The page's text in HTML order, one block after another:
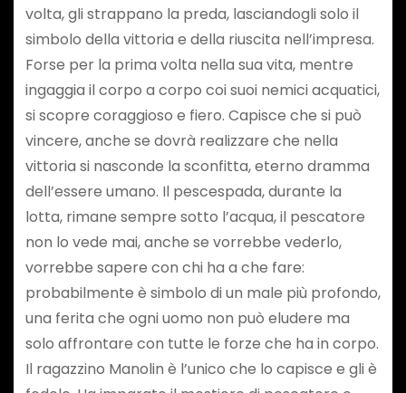
volta, gli strappano la preda, lasciandogli solo il
simbolo della vittoria e della riuscita nell’impresa.
Forse per la prima volta nella sua vita, mentre
ingaggia il corpo a corpo coi suoi nemici acquatici,
si scopre coraggioso e fiero. Capisce che si può
vincere, anche se dovrà realizzare che nella
vittoria si nasconde la sconfitta, eterno dramma
dell’essere umano. Il pescespada, durante la
lotta, rimane sempre sotto l’acqua, il pescatore
non lo vede mai, anche se vorrebbe vederlo,
vorrebbe sapere con chi ha a che fare:
probabilmente è simbolo di un male più profondo,
una ferita che ogni uomo non può eludere ma
solo affrontare con tutte le forze che ha in corpo.
Il ragazzino Manolin è l’unico che lo capisce e gli è